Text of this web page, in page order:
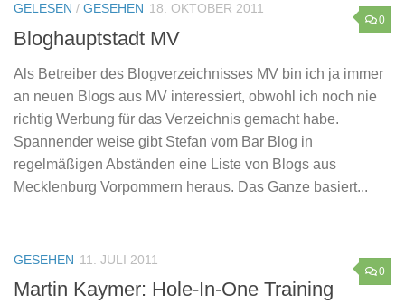
0
GELESEN / GESEHEN 18. OKTOBER 2011
Bloghauptstadt MV
Als Betreiber des Blogverzeichnisses MV bin ich ja immer
an neuen Blogs aus MV interessiert, obwohl ich noch nie
richtig Werbung für das Verzeichnis gemacht habe.
Spannender weise gibt Stefan vom Bar Blog in
regelmäßigen Abständen eine Liste von Blogs aus
Mecklenburg Vorpommern heraus. Das Ganze basiert...
0
GESEHEN 11. JULI 2011
Martin Kaymer: Hole-In-One Training